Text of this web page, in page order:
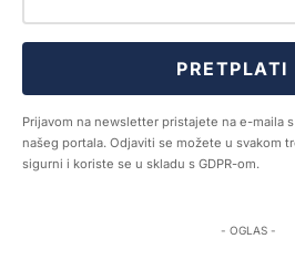
PRETPLATI
Prijavom na newsletter pristajete na e-maila
našeg portala. Odjaviti se možete u svakom
sigurni i koriste se u skladu s GDPR-om.
- OGLAS -